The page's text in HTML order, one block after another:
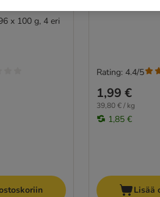
x 100 g, 4 eri
1,99 €
39,80 € / kg
1,85 €
Rating: 4.4/5
Lisää